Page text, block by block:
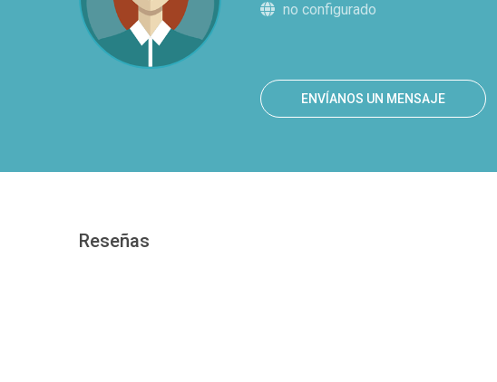
no configurado
ENVÍANOS UN MENSAJE
Reseñas